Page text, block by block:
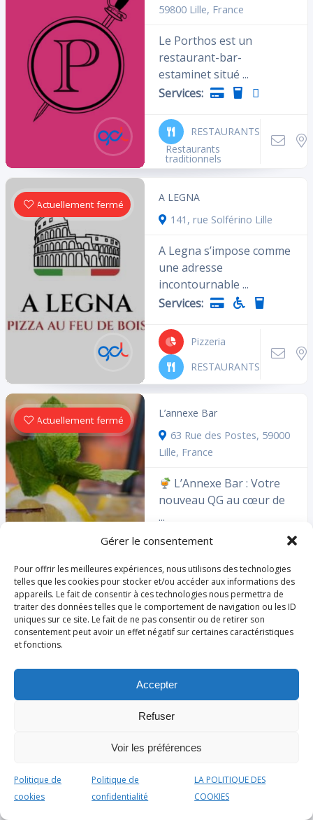
Gérer le consentement
Pour offrir les meilleures expériences, nous utilisons des technologies
telles que les cookies pour stocker et/ou accéder aux informations des
appareils. Le fait de consentir à ces technologies nous permettra de
traiter des données telles que le comportement de navigation ou les ID
uniques sur ce site. Le fait de ne pas consentir ou de retirer son
consentement peut avoir un effet négatif sur certaines caractéristiques
et fonctions.
Accepter
Refuser
Voir les préférences
Politique de
cookies
Politique de
confidentialité
LA POLITIQUE DES
COOKIES
59800 Lille, France
Le Porthos est un
restaurant-bar-
estaminet situé ...
Services:
RESTAURANTS
Restaurants
traditionnels
Actuellement fermé
A LEGNA
141, rue Solférino Lille
A Legna s’impose comme
une adresse
incontournable ...
Services:
Pizzeria
RESTAURANTS
Actuellement fermé
L’annexe Bar
63 Rue des Postes, 59000
Lille, France
L’Annexe Bar : Votre
nouveau QG au cœur de
...
Services:
Bars à
ambiances
Actuellement fermé
Burger King
goût du burger grillé à ...
Services:
RESTAURANTS
Restauration Rapide